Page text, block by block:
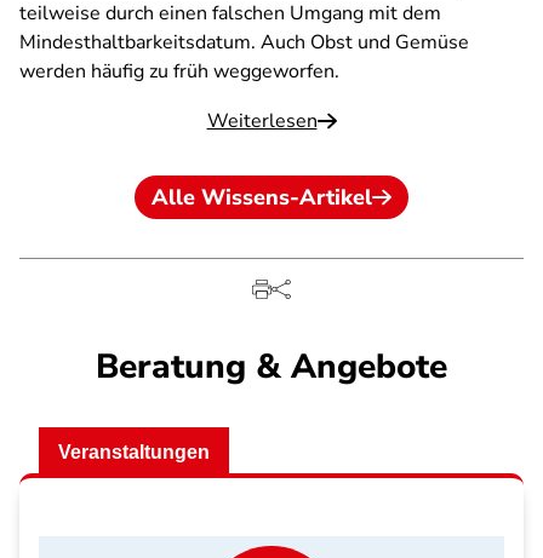
teilweise durch einen falschen Umgang mit dem
Mindesthaltbarkeitsdatum. Auch Obst und Gemüse
werden häufig zu früh weggeworfen.
Weiterlesen
Alle Wissens-Artikel
Beratung & Angebote
Veranstaltungen